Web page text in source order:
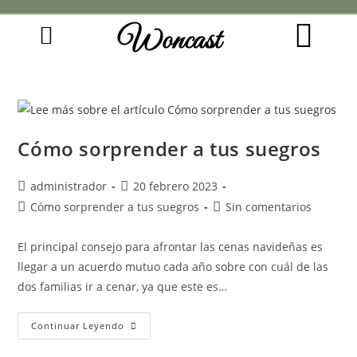
Woncast
Cómo sorprender a tus suegros
administrador
20 febrero 2023
Cómo sorprender a tus suegros
Sin comentarios
El principal consejo para afrontar las cenas navideñas es
llegar a un acuerdo mutuo cada año sobre con cuál de las
dos familias ir a cenar, ya que este es…
Continuar Leyendo